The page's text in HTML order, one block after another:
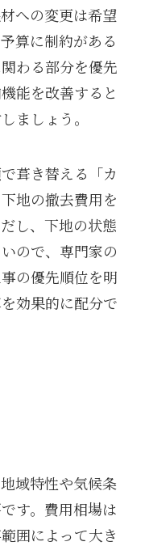
への変更は希望
算に制約がある
わる部分を優先
能を改善すると
ましょう。
葺き替える「カ
地の撤去費用を
し、下地の状態
ので、専門家の
の優先順位を明
効果的に配分で
域特性や気候条
す。費用相場は
囲によって大き